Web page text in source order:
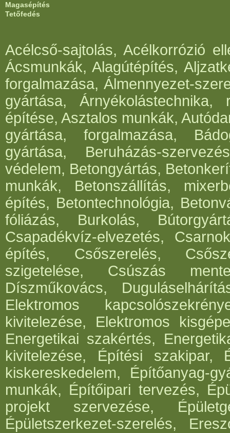
Magasépítés
Tetőfedés
Acélcső-sajtolás, Acélkorrózió
Ácsmunkák, Alagútépítés,
forgalmazása, Álmennyezet-
gyártása, Árnyékolástechnika,
építése, Asztalos munkák,
gyártása, forgalmazása,
gyártása, Beruházás-
védelem, Betongyártás,
munkák, Betonszállítás,
építés, Betontechnológia,
fóliázás, Burkolás,
Csapadékvíz-elvezetés,
építés, Csőszerelés,
szigetelése, Csúszás
Díszműkovács,
Elektromos
kivitelezése, Elektromos
Energetikai szakértés,
kivitelezése, Építési szakipar,
kiskereskedelem, Építőanyag-
munkák, Építőipari tervezés,
projekt szervezése,
Épületszerkezet-szerelés,